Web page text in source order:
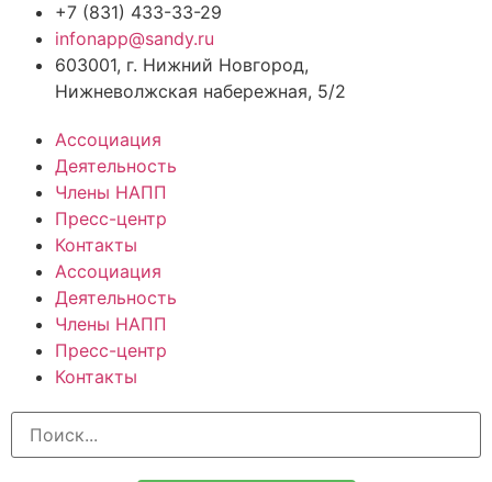
+7 (831) 433-33-29
infonapp@sandy.ru
603001, г. Нижний Новгород,
Нижневолжская набережная, 5/2
Ассоциация
Деятельность
Члены НАПП
Пресс-центр
Контакты
Ассоциация
Деятельность
Члены НАПП
Пресс-центр
Контакты